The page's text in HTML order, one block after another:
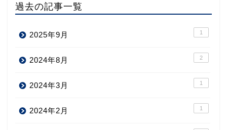
過去の記事一覧
2025年9月 1
2024年8月 2
2024年3月 1
2024年2月 1